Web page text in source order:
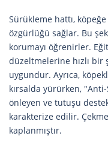
Sürükleme hattı,
özgürlüğü sağlar. Bu
korumayı öğrenirler.
düzeltmelerine hızlı
uygundur. Ayrıca,
kırsalda yürürken,
önleyen ve tutuşu
karakterize edilir.
kaplanmıştır.